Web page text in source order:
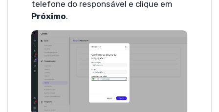
telefone do responsável e clique em
Próximo.